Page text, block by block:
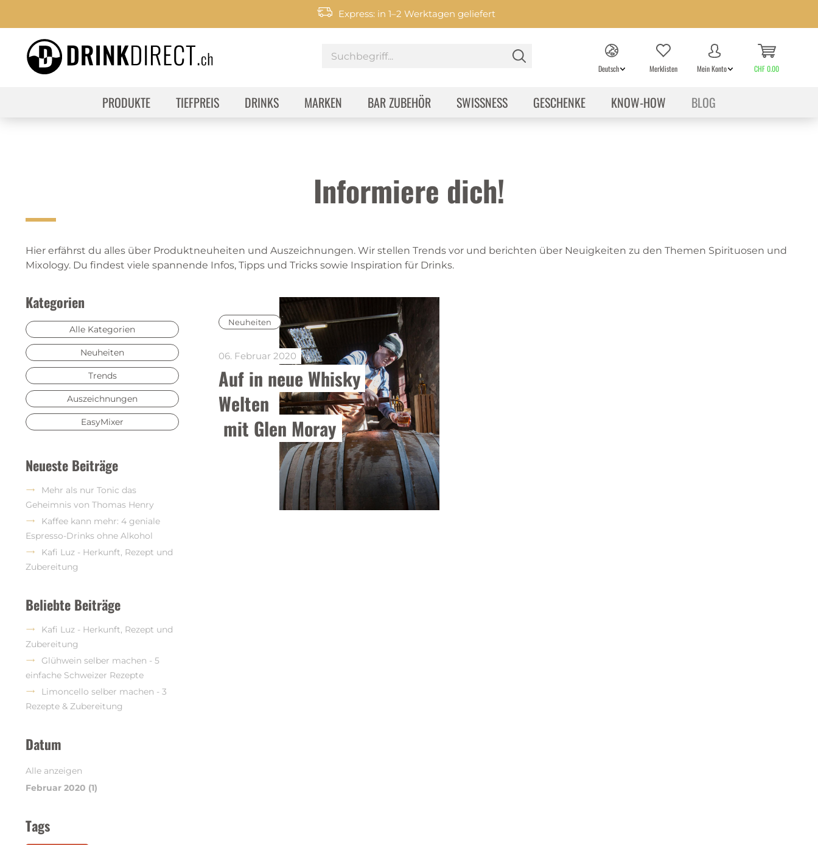
Express: in 1–2 Werktagen geliefert
Deutsch Merklisten Mein Konto CHF 0.00
PRODUKTE TIEFPREIS DRINKS MARKEN BAR ZUBEHÖR SWISSNESS GESCHENKE KNOW-HOW BLOG
Informiere dich!
Hier erfährst du alles über Produktneuheiten und Auszeichnungen. Wir stellen Trends vor und berichten über Neuigkeiten zu den Themen Spirituosen und
Mixology. Du findest viele spannende Infos, Tipps und Tricks sowie Inspiration für Drinks.
Kategorien
Alle Kategorien
Neuheiten
Trends
Auszeichnungen
EasyMixer
Neueste Beiträge
Mehr als nur Tonic das
Geheimnis von Thomas Henry
Kaffee kann mehr: 4 geniale
Espresso-Drinks ohne Alkohol
Kafi Luz - Herkunft, Rezept und
Zubereitung
Beliebte Beiträge
Kafi Luz - Herkunft, Rezept und
Zubereitung
Glühwein selber machen - 5
einfache Schweizer Rezepte
Limoncello selber machen - 3
Rezepte & Zubereitung
Datum
Alle anzeigen
Februar 2020 (1)
Tags
Neuheiten
Auf in neue Whisky
Welten
mit Glen Moray
06. Februar 2020